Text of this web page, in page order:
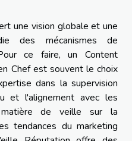
une vision globale et une
des mécanismes de
ce faire, un Content
Chef est souvent le choix
dans la supervision
et l'alignement avec les
de veille sur la
tendances du marketing